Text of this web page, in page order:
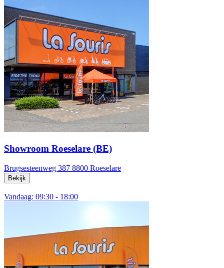
Showroom Roeselare (BE)
Brugsesteenweg 387 8800 Roeselare
Bekijk
Vandaag: 09:30 - 18:00